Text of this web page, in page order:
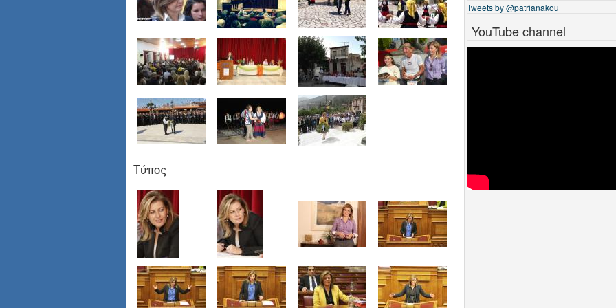
Τύπος
Tweets by @patrianakou
YouTube channel